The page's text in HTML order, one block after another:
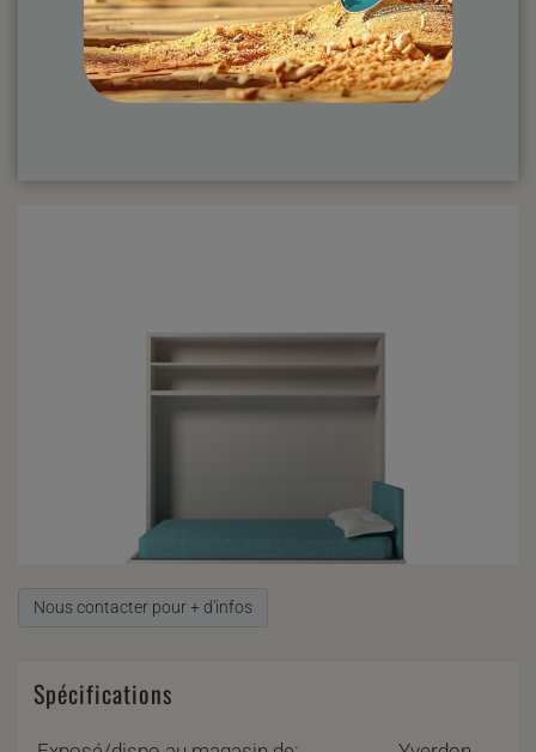
Nous contacter pour + d'infos
Spécifications